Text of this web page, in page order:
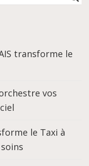
transforme le
vos
le Taxi à